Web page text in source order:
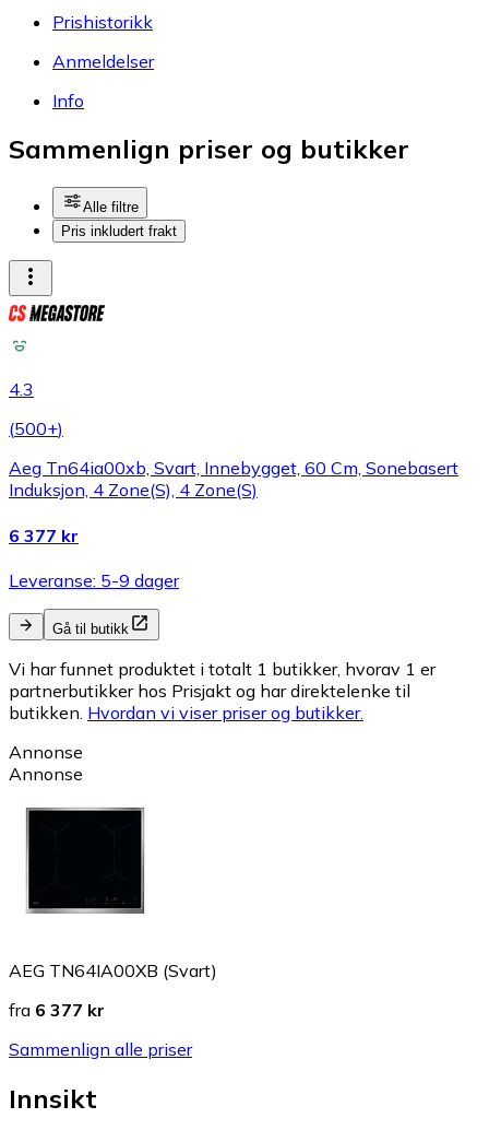
Prishistorikk
Anmeldelser
Info
Sammenlign priser og butikker
Alle filtre
Pris inkludert frakt
4.3
(500+)
Aeg Tn64ia00xb, Svart, Innebygget, 60 Cm, Sonebasert
Induksjon, 4 Zone(S), 4 Zone(S)
6 377 kr
Leveranse: 5-9 dager
Gå til butikk
Vi har funnet produktet i totalt 1 butikker, hvorav 1 er
partnerbutikker hos Prisjakt og har direktelenke til
butikken. Hvordan vi viser priser og butikker.
Annonse
Annonse
AEG TN64IA00XB (Svart)
fra 6 377 kr
Sammenlign alle priser
Innsikt